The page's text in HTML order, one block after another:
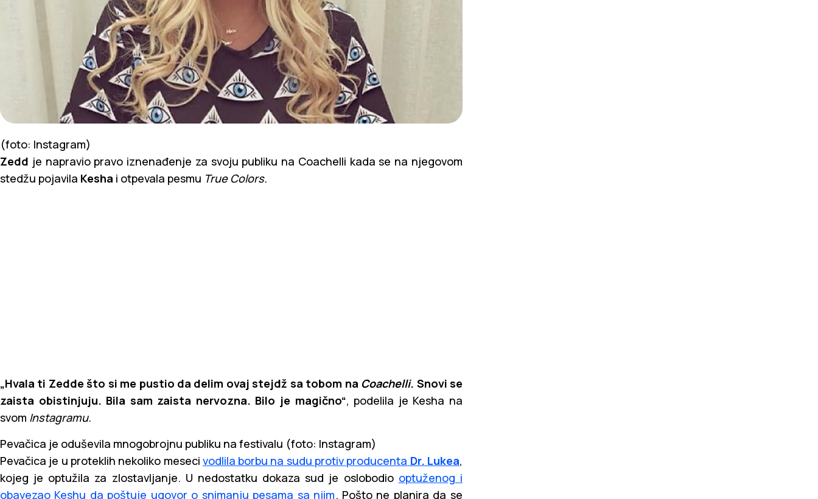
(foto: Instagram)
Zedd je napravio pravo iznenađenje za svoju publiku na Coachelli kada se na njegovom
stedžu pojavila Kesha i otpevala pesmu True Colors.
„Hvala ti Zedde što si me pustio da delim ovaj stejdž sa tobom na Coachelli. Snovi se
zaista obistinjuju. Bila sam zaista nervozna. Bilo je magično“, podelila je Kesha na
svom Instagramu.
Pevačica je oduševila mnogobrojnu publiku na festivalu (foto: Instagram)
Pevačica je u proteklih nekoliko meseci vodlila borbu na sudu protiv producenta Dr. Lukea,
kojeg je optužila za zlostavljanje. U nedostatku dokaza sud je oslobodio optuženog i
obavezao Keshu da poštuje ugovor o snimanju pesama sa njim. Pošto ne planira da se